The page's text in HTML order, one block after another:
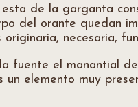
de la garganta
del orante quedan
originaria, necesaria,
el manantial
elemento muy